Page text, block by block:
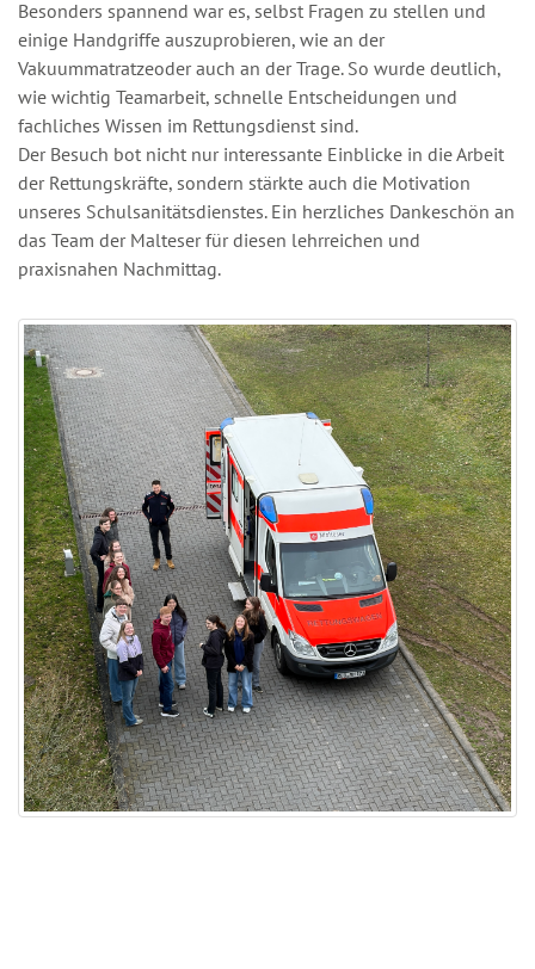
Besonders spannend war es, selbst Fragen zu stellen und
einige Handgriffe auszuprobieren, wie an der
Vakuummatratzeoder auch an der Trage. So wurde deutlich,
wie wichtig Teamarbeit, schnelle Entscheidungen und
fachliches Wissen im Rettungsdienst sind.
Der Besuch bot nicht nur interessante Einblicke in die Arbeit
der Rettungskräfte, sondern stärkte auch die Motivation
unseres Schulsanitätsdienstes. Ein herzliches Dankeschön an
das Team der Malteser für diesen lehrreichen und
praxisnahen Nachmittag.